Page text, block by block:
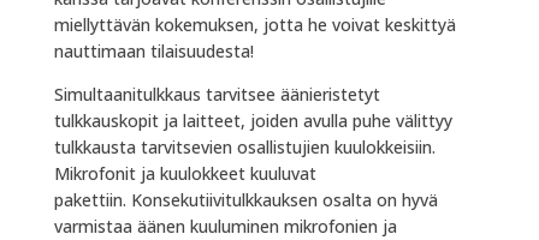
miellyttävän kokemuksen, jotta he voivat keskittyä
nauttimaan tilaisuudesta!
Simultaanitulkkaus tarvitsee äänieristetyt
tulkkauskopit ja laitteet, joiden avulla puhe välittyy
tulkkausta tarvitsevien osallistujien kuulokkeisiin.
Mikrofonit ja kuulokkeet kuuluvat
pakettiin. Konsekutiivitulkkauksen osalta on hyvä
varmistaa äänen kuuluminen mikrofonien ja